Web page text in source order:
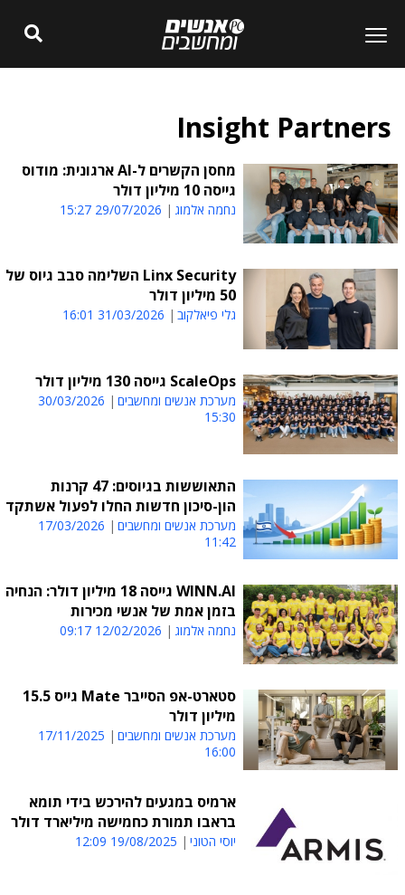
Insight Partners
מחסן הקשרים ל-AI ארגונית: מודוס
גייסה 10 מיליון דולר
נחמה אלמוג 29/07/2026 15:27
Linx Security השלימה סבב גיוס של
50 מיליון דולר
גלי פיאלקוב 31/03/2026 16:01
ScaleOps גייסה 130 מיליון דולר
מערכת אנשים ומחשבים
30/03/2026
15:30
התאוששות בגיוסים: 47 קרנות
הון-סיכון חדשות החלו לפעול אשתקד
מערכת אנשים ומחשבים
17/03/2026
11:42
WINN.AI גייסה 18 מיליון דולר: הנחיה
בזמן אמת של אנשי מכירות
נחמה אלמוג 12/02/2026 09:17
סטארט-אפ הסייבר Mate גייס 15.5
מיליון דולר
מערכת אנשים ומחשבים
17/11/2025
16:00
ארמיס במגעים להירכש בידי תומא
בראבו תמורת כחמישה מיליארד דולר
יוסי הטוני 19/08/2025 12:09